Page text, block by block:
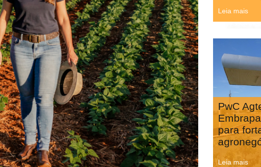
Leia mais
PwC
para
Leia mais